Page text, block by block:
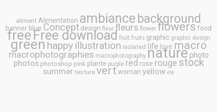
aliment Alimentation ambiance background
banner blue Concept design fleur fleurs flower flowers food
freeFree download fruit fruits graphic graphic design
green happy illustration isolated life love macro
macrophotographies macrophotography nature photo
photos photoshop pink plante purple red rose rouge stock
summer texture vert woman yellow été